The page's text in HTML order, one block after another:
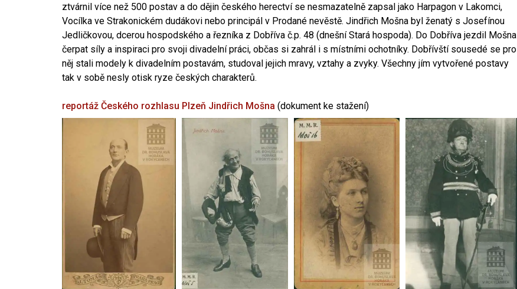
ztvárnil více než 500 postav a do dějin českého herectví se nesmazatelně zapsal jako Harpagon v Lakomci,
Vocílka ve Strakonickém dudákovi nebo principál v Prodané nevěstě. Jindřich Mošna byl ženatý s Josefínou
Jedličkovou, dcerou hospodského a řezníka z Dobříva č.p. 48 (dnešní Stará hospoda). Do Dobříva jezdil Mošna
čerpat síly a inspiraci pro svoji divadelní práci, občas si zahrál i s místními ochotníky. Dobřívští sousedé se pro
něj stali modely k divadelním postavám, studoval jejich mravy, vztahy a zvyky. Všechny jím vytvořené postavy
tak v sobě nesly otisk ryze českých charakterů.
reportáž Českého rozhlasu Plzeň Jindřich Mošna (dokument ke stažení)